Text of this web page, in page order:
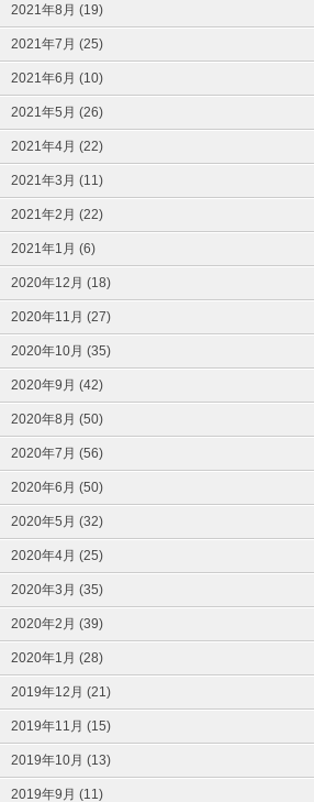
2021年8月 (19)
2021年7月 (25)
2021年6月 (10)
2021年5月 (26)
2021年4月 (22)
2021年3月 (11)
2021年2月 (22)
2021年1月 (6)
2020年12月 (18)
2020年11月 (27)
2020年10月 (35)
2020年9月 (42)
2020年8月 (50)
2020年7月 (56)
2020年6月 (50)
2020年5月 (32)
2020年4月 (25)
2020年3月 (35)
2020年2月 (39)
2020年1月 (28)
2019年12月 (21)
2019年11月 (15)
2019年10月 (13)
2019年9月 (11)